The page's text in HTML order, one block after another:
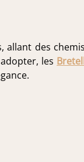
allant des
les